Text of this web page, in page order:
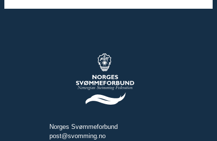
Norges Svømmeforbund
post@svomming.no